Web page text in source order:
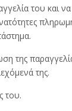
του και
της
της.
του.